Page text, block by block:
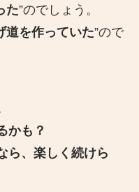
た”のでしょう。
道を作っていた”ので
かも？
ら、楽しく続けら